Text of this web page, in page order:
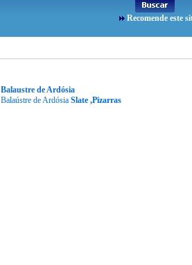
Recomende este
Balaustre de Ardósia
Balaústre de Ardósia Slate ,Pizarras